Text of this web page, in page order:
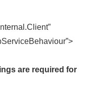
are required for